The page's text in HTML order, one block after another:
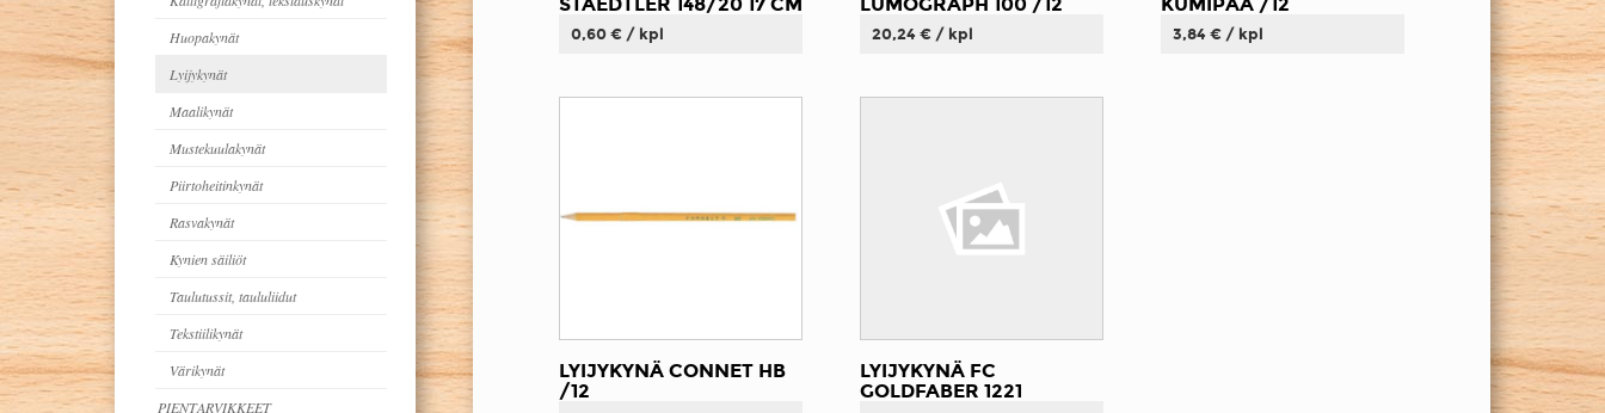
Huopakynät
Lyijykynät
Maalikynät
Mustekuulakynät
Piirtoheitinkynät
Rasvakynät
Kynien säiliöt
Taulutussit, taululiidut
Tekstiilikynät
Värikynät
PIENTARVIKKEET
0,60 € / kpl 20,24 € / kpl 3,84 € / kpl
LYIJYKYNÄ CONNET HB
/12
LYIJYKYNÄ FC
GOLDFABER 1221